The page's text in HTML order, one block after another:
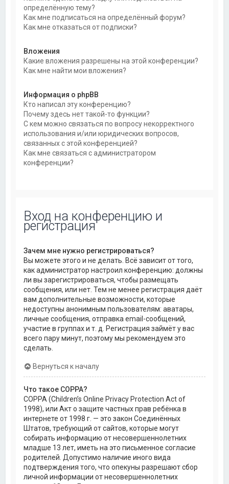
определённую тему?
Как мне подписаться на определённый форум?
Как мне отказаться от подписки?
Вложения
Какие вложения разрешены на этой конференции?
Как мне найти мои вложения?
Информация о phpBB
Кто написал эту конференцию?
Почему здесь нет такой-то функции?
С кем можно связаться по вопросу некорректного
использования и/или юридических вопросов,
связанных с этой конференцией?
Как мне связаться с администратором
конференции?
Вход на конференцию и
регистрация
Зачем мне нужно регистрироваться?
Вы можете этого и не делать. Всё зависит от того,
как администратор настроил конференцию: должны
ли вы зарегистрироваться, чтобы размещать
сообщения, или нет. Тем не менее регистрация даёт
вам дополнительные возможности, которые
недоступны анонимным пользователям: аватары,
личные сообщения, отправка email-сообщений,
участие в группах и т. д. Регистрация займёт у вас
всего пару минут, поэтому мы рекомендуем это
сделать.
Вернуться к началу
Что такое COPPA?
COPPA (Children’s Online Privacy Protection Act of
1998), или Акт о защите частных прав ребёнка в
интернете от 1998 г. — это закон Соединённых
Штатов, требующий от сайтов, которые могут
собирать информацию от несовершеннолетних
младше 13 лет, иметь на это письменное согласие
родителей. Допустимо наличие иного вида
подтверждения того, что опекуны разрешают сбор
личной информации от несовершеннолетних